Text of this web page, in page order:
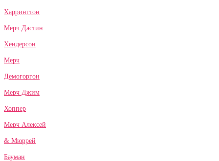
Харрингтон
Мерч Дастин
Хендерсон
Мерч
Демогоргон
Мерч Джим
Хоппер
Мерч Алексей
& Мюррей
Бауман